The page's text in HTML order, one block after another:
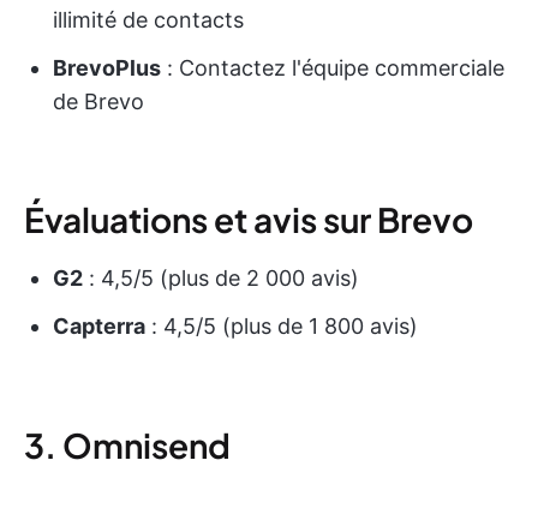
illimité de contacts
BrevoPlus : Contactez l'équipe commerciale
de Brevo
Évaluations et avis sur Brevo
G2 : 4,5/5 (plus de 2 000 avis)
Capterra : 4,5/5 (plus de 1 800 avis)
3. Omnisend